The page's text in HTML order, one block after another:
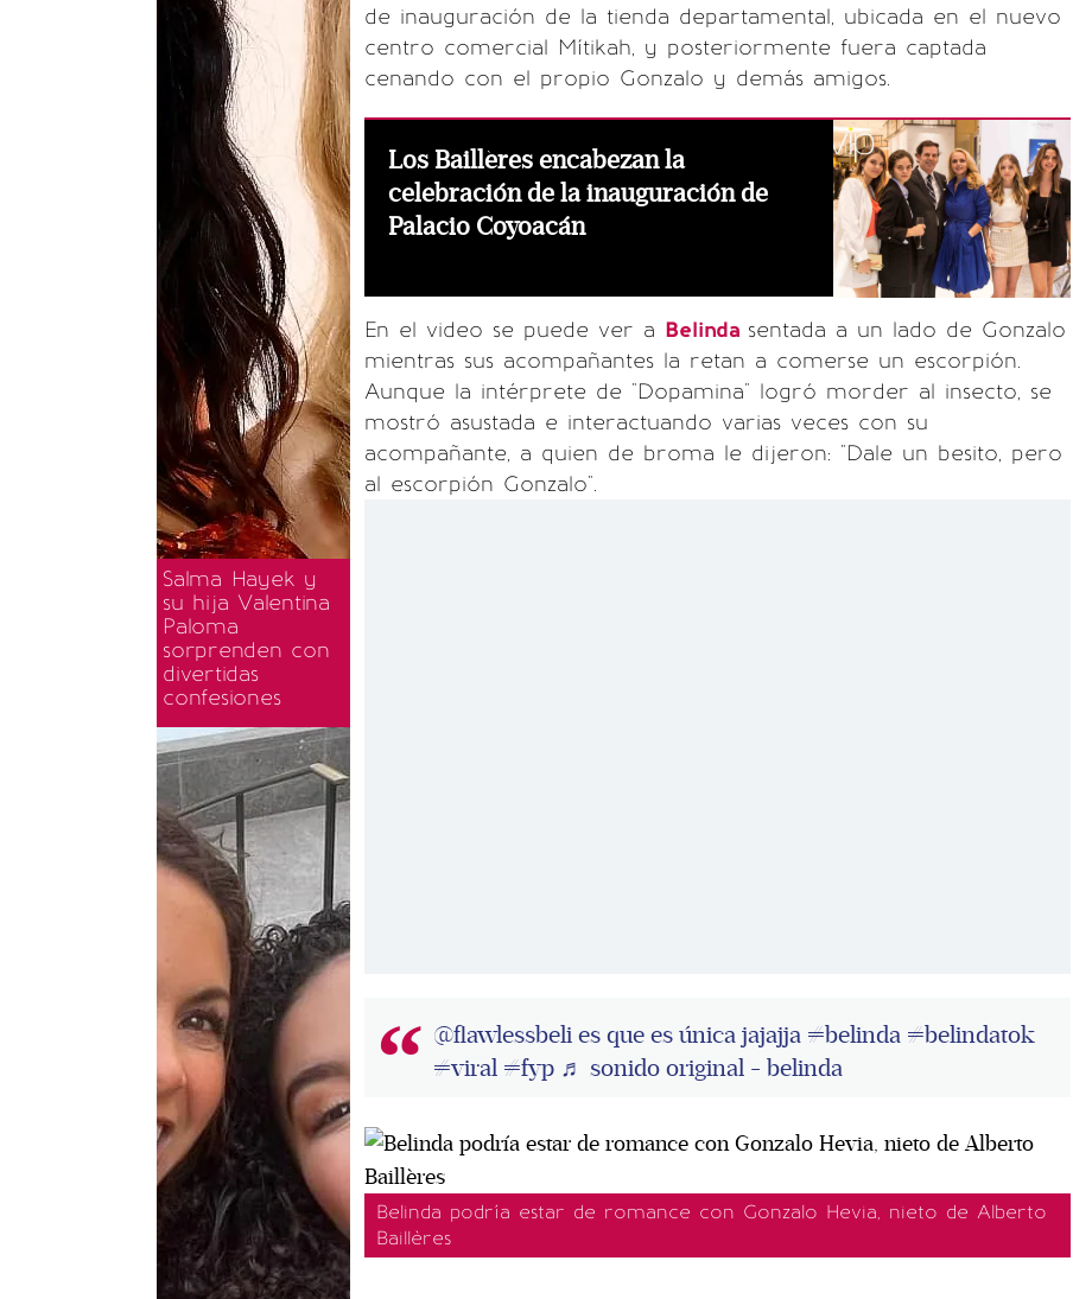
Salma Hayek y
su hija Valentina
Paloma
sorprenden con
divertidas
confesiones
de inauguración de la tienda departamental, ubicada en el nuevo
centro comercial Mítikah, y posteriormente fuera captada
cenando con el propio Gonzalo y demás amigos.
Los Baillères encabezan la
celebración de la inauguración de
Palacio Coyoacán
En el video se puede ver a Belinda sentada a un lado de Gonzalo
mientras sus acompañantes la retan a comerse un escorpión.
Aunque la intérprete de "Dopamina" logró morder al insecto, se
mostró asustada e interactuando varias veces con su
acompañante, a quien de broma le dijeron: "Dale un besito, pero
al escorpión Gonzalo".
@flawlessbeli es que es única jajajja #belinda #belindatok
#viral #fyp ♬ sonido original - belinda
Belinda podría estar de romance con Gonzalo Hevia, nieto de Alberto
Baillères